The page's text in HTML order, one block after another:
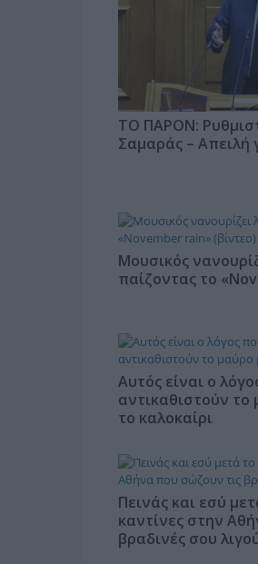
ΤΟ ΠΑΡΟΝ:
Σαμαράς – Απειλή
Μουσικός
παίζοντας το
Αυτός είναι ο
αντικαθιστούν
το καλοκαίρι
Πεινάς και εσύ
καντίνες στην
βραδινές σου